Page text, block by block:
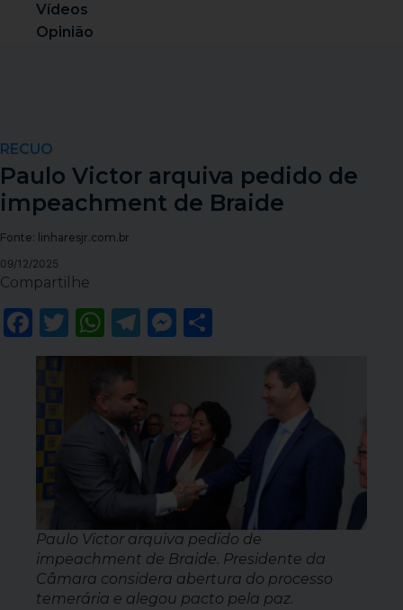
Vídeos
Opinião
RECUO
Paulo Victor arquiva pedido de
impeachment de Braide
Fonte: linharesjr.com.br
09/12/2025
Compartilhe
Facebook
Twitter
WhatsApp
Telegram
Messenger
Paulo Victor arquiva pedido de
impeachment de Braide. Presidente da
Câmara considera abertura do processo
temerária e alegou pacto pela paz.